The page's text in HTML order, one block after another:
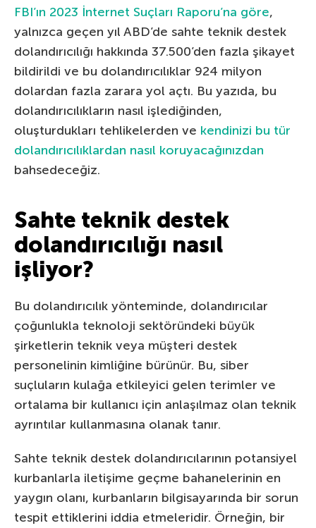
FBI’ın 2023 İnternet Suçları Raporu’na göre,
yalnızca geçen yıl ABD’de sahte teknik destek
dolandırıcılığı hakkında 37.500’den fazla şikayet
bildirildi ve bu dolandırıcılıklar 924 milyon
dolardan fazla zarara yol açtı. Bu yazıda, bu
dolandırıcılıkların nasıl işlediğinden,
oluşturdukları tehlikelerden ve kendinizi bu tür
dolandırıcılıklardan nasıl koruyacağınızdan
bahsedeceğiz.
Sahte teknik destek
dolandırıcılığı nasıl
işliyor?
Bu dolandırıcılık yönteminde, dolandırıcılar
çoğunlukla teknoloji sektöründeki büyük
şirketlerin teknik veya müşteri destek
personelinin kimliğine bürünür. Bu, siber
suçluların kulağa etkileyici gelen terimler ve
ortalama bir kullanıcı için anlaşılmaz olan teknik
ayrıntılar kullanmasına olanak tanır.
Sahte teknik destek dolandırıcılarının potansiyel
kurbanlarla iletişime geçme bahanelerinin en
yaygın olanı, kurbanların bilgisayarında bir sorun
tespit ettiklerini iddia etmeleridir. Örneğin, bir